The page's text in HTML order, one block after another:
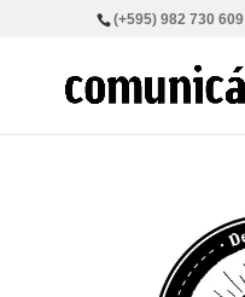
(+595) 982 730 609